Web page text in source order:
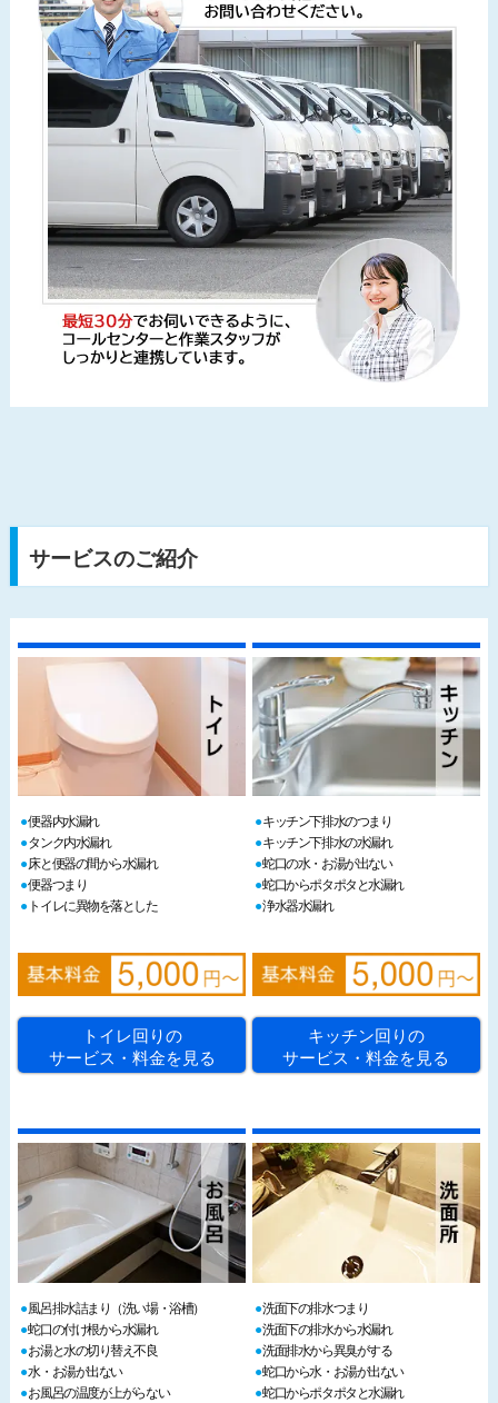
サービスのご紹介
便器内水漏れ
タンク内水漏れ
床と便器の間から水漏れ
便器つまり
トイレに異物を落とした
トイレ回りの
サービス・料金を見る
キッチン下排水のつまり
キッチン下排水の水漏れ
蛇口の水・お湯が出ない
蛇口からポタポタと水漏れ
浄水器水漏れ
キッチン回りの
サービス・料金を見る
風呂排水詰まり（洗い場・浴槽）
蛇口の付け根から水漏れ
お湯と水の切り替え不良
水・お湯が出ない
お風呂の温度が上がらない
洗面下の排水つまり
洗面下の排水から水漏れ
洗面排水から異臭がする
蛇口から水・お湯が出ない
蛇口からポタポタと水漏れ